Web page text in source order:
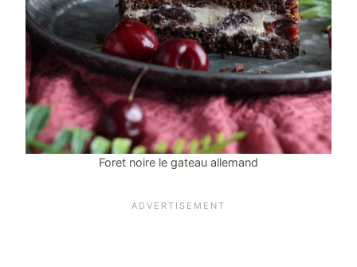
Foret noire le gateau allemand